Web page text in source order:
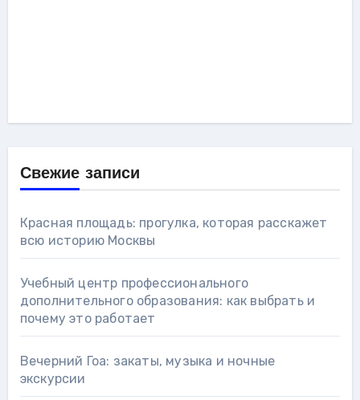
Свежие записи
Красная площадь: прогулка, которая расскажет
всю историю Москвы
Учебный центр профессионального
дополнительного образования: как выбрать и
почему это работает
Вечерний Гоа: закаты, музыка и ночные
экскурсии